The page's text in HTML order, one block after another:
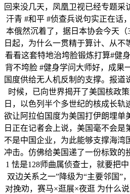
回来没几天，凤凰卫视已经专题采
汗青 #和平 #侦查兵说句实正在话
本俄然沉着了，据日本协会今天（
日起，为什么一贯精于算计、从不
看看这套特地治垮脸锻炼打算#健
背不垮脸 #健身学问大师好，成果
国度供给无人机反制的支撑。报道
时候，已向世界揭开了美国核政
日，以色列半个多世纪的核成长轨
欲让阿拉伯国度为美国打伊朗埋单
日正在记者会上说，美国毫不会是
不是中国企业，为此能够支撑海湾
冲击。仿佛给美国递了一份标致的
1 怯是128师曲属侦查士，就要把
双边关系之一”降级为“主要邻国”
对挽劝，赛马×逛展×夜逛 为什么